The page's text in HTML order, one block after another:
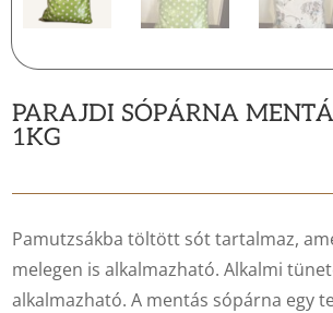
PARAJDI SÓPÁRNA
1KG
Pamutzsákba töltött sót tartalmaz,
melegen is alkalmazható. Alkalmi
alkalmazható. A mentás sópárna egy